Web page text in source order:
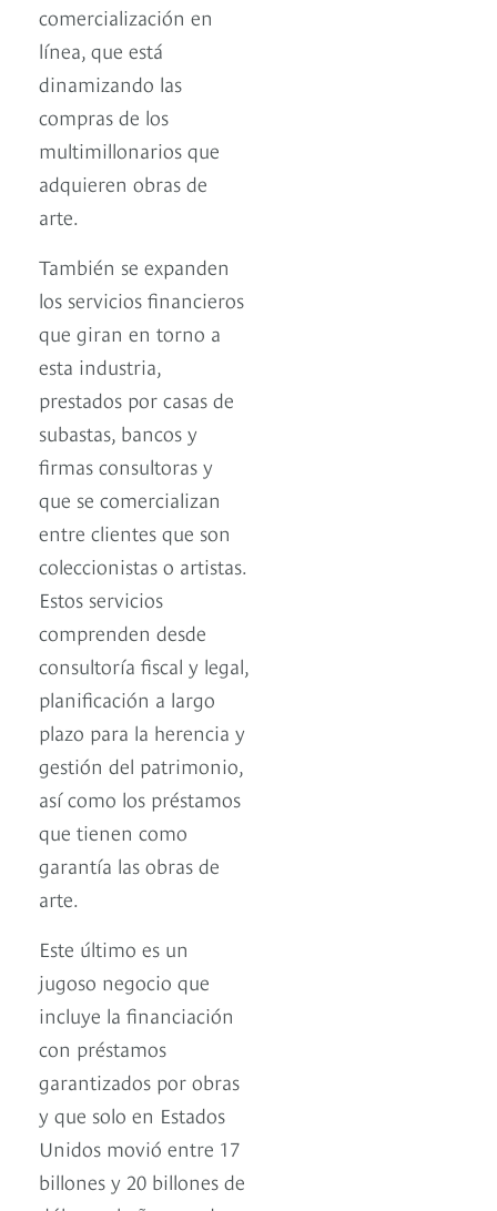
comercialización en
línea, que está
dinamizando las
compras de los
multimillonarios que
adquieren obras de
arte.
También se expanden
los servicios financieros
que giran en torno a
esta industria,
prestados por casas de
subastas, bancos y
firmas consultoras y
que se comercializan
entre clientes que son
coleccionistas o artistas.
Estos servicios
comprenden desde
consultoría fiscal y legal,
planificación a largo
plazo para la herencia y
gestión del patrimonio,
así como los préstamos
que tienen como
garantía las obras de
arte.
Este último es un
jugoso negocio que
incluye la financiación
con préstamos
garantizados por obras
y que solo en Estados
Unidos movió entre 17
billones y 20 billones de